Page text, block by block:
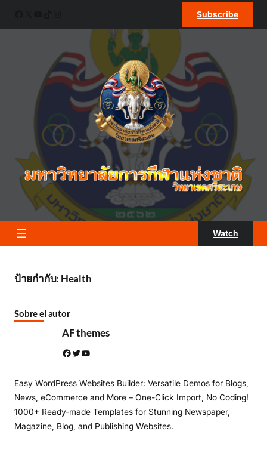
Subscribe
Watch
ป้ายกำกับ: Health
Sobre el autor
AF themes
Facebook Twitter YouTube
Easy WordPress Websites Builder: Versatile Demos for Blogs,
News, eCommerce and More – One-Click Import, No Coding!
1000+ Ready-made Templates for Stunning Newspaper,
Magazine, Blog, and Publishing Websites.